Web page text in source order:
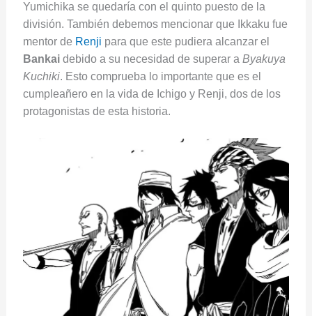
Yumichika se quedaría con el quinto puesto de la
división. También debemos mencionar que Ikkaku fue
mentor de Renji para que este pudiera alcanzar el
Bankaidebido a su necesidad de superar a Byakuya
Kuchiki. Esto comprueba lo importante que es el
cumpleañero en la vida de Ichigo y Renji, dos de los
protagonistas de esta historia.